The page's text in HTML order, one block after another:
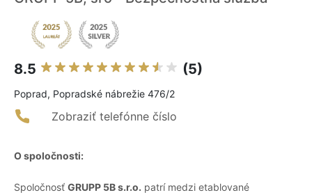
8.5 (5)
Poprad, Popradské nábrežie 476/2
Zobraziť telefónne číslo
O spoločnosti:
Spoločnosť GRUPP 5B s.r.o. patrí medzi etablované